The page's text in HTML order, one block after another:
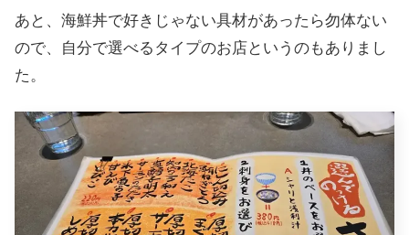
あと、海鮮丼で好きじゃない具材があったら勿体ない
ので、自分で選べるタイプのお店というのもありまし
た。